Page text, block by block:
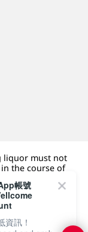
liquor must not
the course of
(18 歲以下人士)
帳號
資訊！